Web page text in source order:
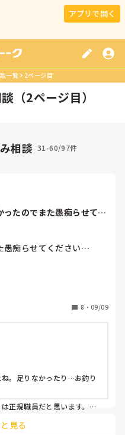
アプリで開く
一覧 2ページ目
（2ページ目）
相談 31-60/97件
たのでまた愚痴らせてく
愚痴らせてください…
してるものです。
に行く間も無く（4時ご
計算して紙に書き出して
6クラス）の保護者が持っ
どもの名前の判子も全学
私のクラスの絵の具を15
にトイレットペーパーを
た…
ったのを何枚か作って、
8 ・ 09/09
。足りなかったり…お釣り
正規職員だと思います。私
あみさんを否定する訳じゃ
見る